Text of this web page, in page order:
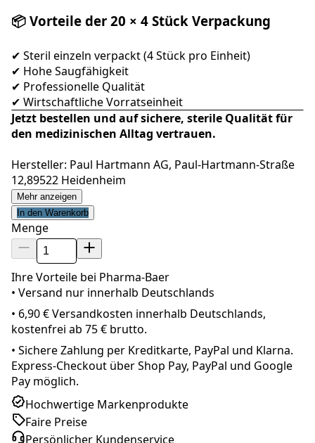
📦 Vorteile der 20 × 4 Stück Verpackung
✔ Steril einzeln verpackt (4 Stück pro Einheit)
✔ Hohe Saugfähigkeit
✔ Professionelle Qualität
✔ Wirtschaftliche Vorratseinheit
Jetzt bestellen und auf sichere, sterile Qualität für
den medizinischen Alltag vertrauen.
Hersteller: Paul Hartmann AG, Paul-Hartmann-Straße
12,89522 Heidenheim
Mehr anzeigen
In den Warenkorb
Menge
Ihre Vorteile bei Pharma-Baer
• Versand nur innerhalb Deutschlands
• 6,90 € Versandkosten innerhalb Deutschlands,
kostenfrei ab 75 € brutto.
• Sichere Zahlung per Kreditkarte, PayPal und Klarna.
Express-Checkout über Shop Pay, PayPal und Google
Pay möglich.
Hochwertige Markenprodukte
Faire Preise
Persönlicher Kundenservice